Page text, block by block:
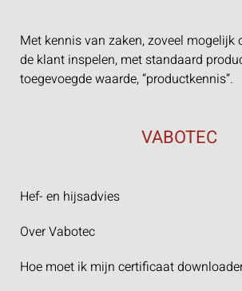
Met kennis van zaken, zoveel mogelijk
de klant inspelen, met standaard
toegevoegde waarde, “productkennis”.
VABOTEC
Hef- en hijsadvies
Over Vabotec
Hoe moet ik mijn certificaat